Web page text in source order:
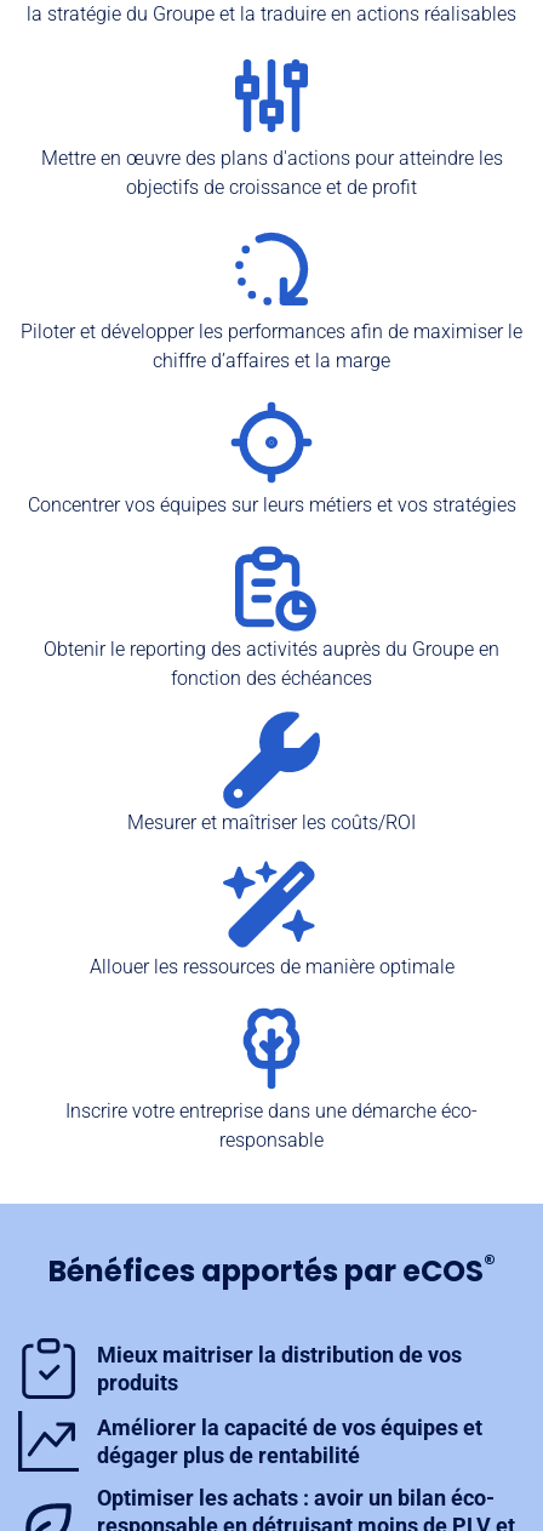
la stratégie du Groupe et la traduire en actions réalisables
Mettre en œuvre des plans d'actions pour atteindre les
objectifs de croissance et de profit
Piloter et développer les performances afin de maximiser le
chiffre d’affaires et la marge
Concentrer vos équipes sur leurs métiers et vos stratégies
Obtenir le reporting des activités auprès du Groupe en
fonction des échéances
Mesurer et maîtriser les coûts/ROI
Allouer les ressources de manière optimale
Inscrire votre entreprise dans une démarche éco-
responsable
Bénéfices apportés par eCOS®
Mieux maitriser la distribution de vos
produits
Améliorer la capacité de vos équipes et
dégager plus de rentabilité
Optimiser les achats : avoir un bilan éco-
responsable en détruisant moins de PLV et